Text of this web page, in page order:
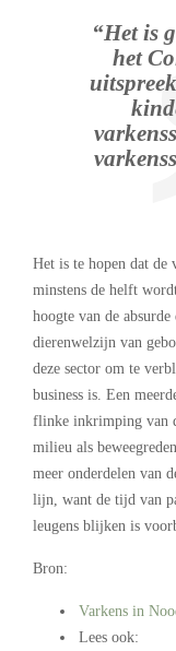
“Het is
het
Het is te hopen dat de
minstens de helft
hoogte van de
dierenwelzijn van
deze sector om te
business is. Een
flinke inkrimping van
milieu als
meer onderdelen van
lijn, want de tijd van
leugens blijken is
Bron:
Varkens in
Lees ook: